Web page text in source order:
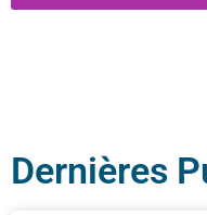
Dernières